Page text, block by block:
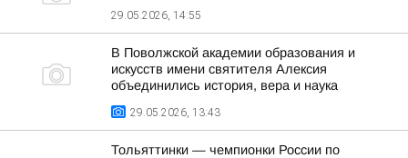
29.05.2026, 14:55
В Поволжской академии образования и
искусств имени святителя Алексия
объединились история, вера и наука
29.05.2026, 13:43
Тольяттинки — чемпионки России по